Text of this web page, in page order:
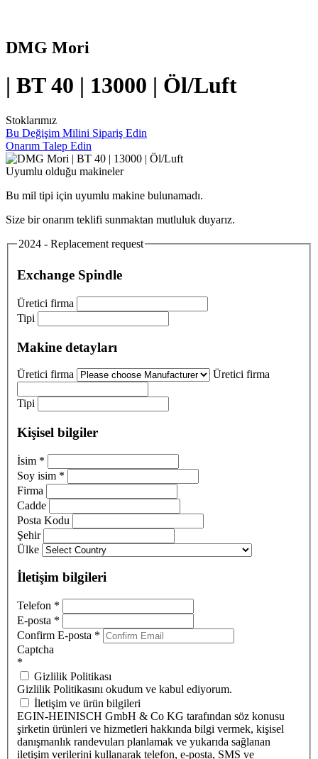
DMG Mori
| BT 40 | 13000 | Öl/Luft
Stoklarımız
Bu Değişim Milini Sipariş Edin
Onarım Talep Edin
Uyumlu olduğu makineler
Bu mil tipi için uyumlu makine bulunamadı.
Size bir onarım teklifi sunmaktan mutluluk duyarız.
2024 - Replacement request
Exchange Spindle
Üretici firma
Tipi
Makine detayları
Üretici firma Üretici firma
Tipi
Kişisel bilgiler
İsim *
Soy isim *
Firma
Cadde
Posta Kodu
Şehir
Ülke
İletişim bilgileri
Telefon *
E-posta *
Confirm E-posta *
Captcha
*
Gizlilik Politikası
Gizlilik Politikasını okudum ve kabul ediyorum.
İletişim ve ürün bilgileri
EGIN-HEINISCH GmbH & Co KG tarafından söz konusu
şirketin ürünleri ve hizmetleri hakkında bilgi vermek, kişisel
danışmanlık randevuları planlamak ve yukarıda sağlanan
iletişim verilerini kullanarak telefon, e-posta, SMS ve